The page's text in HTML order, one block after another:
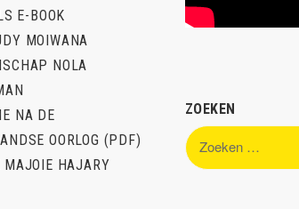
E-BOOK
MOIWANA
NOLA
NA DE
OORLOG (PDF)
MAJOIE HAJARY
ZOEKEN
Zoeken
naar: